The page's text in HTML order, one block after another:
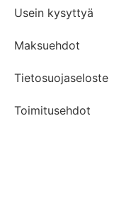
Usein kysyttyä
Maksuehdot
Tietosuojaseloste
Toimitusehdot